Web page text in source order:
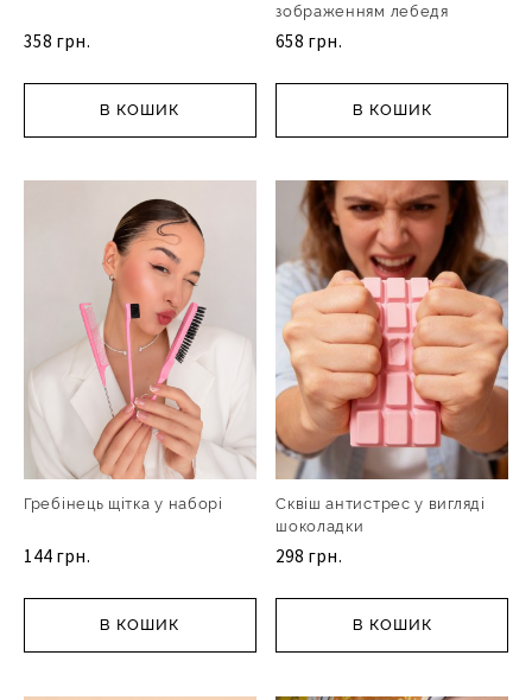
358 грн.
В КОШИК
зображенням лебедя
658 грн.
В КОШИК
Гребінець щітка у наборі
144 грн.
В КОШИК
Сквіш антистрес у вигляді
шоколадки
298 грн.
В КОШИК